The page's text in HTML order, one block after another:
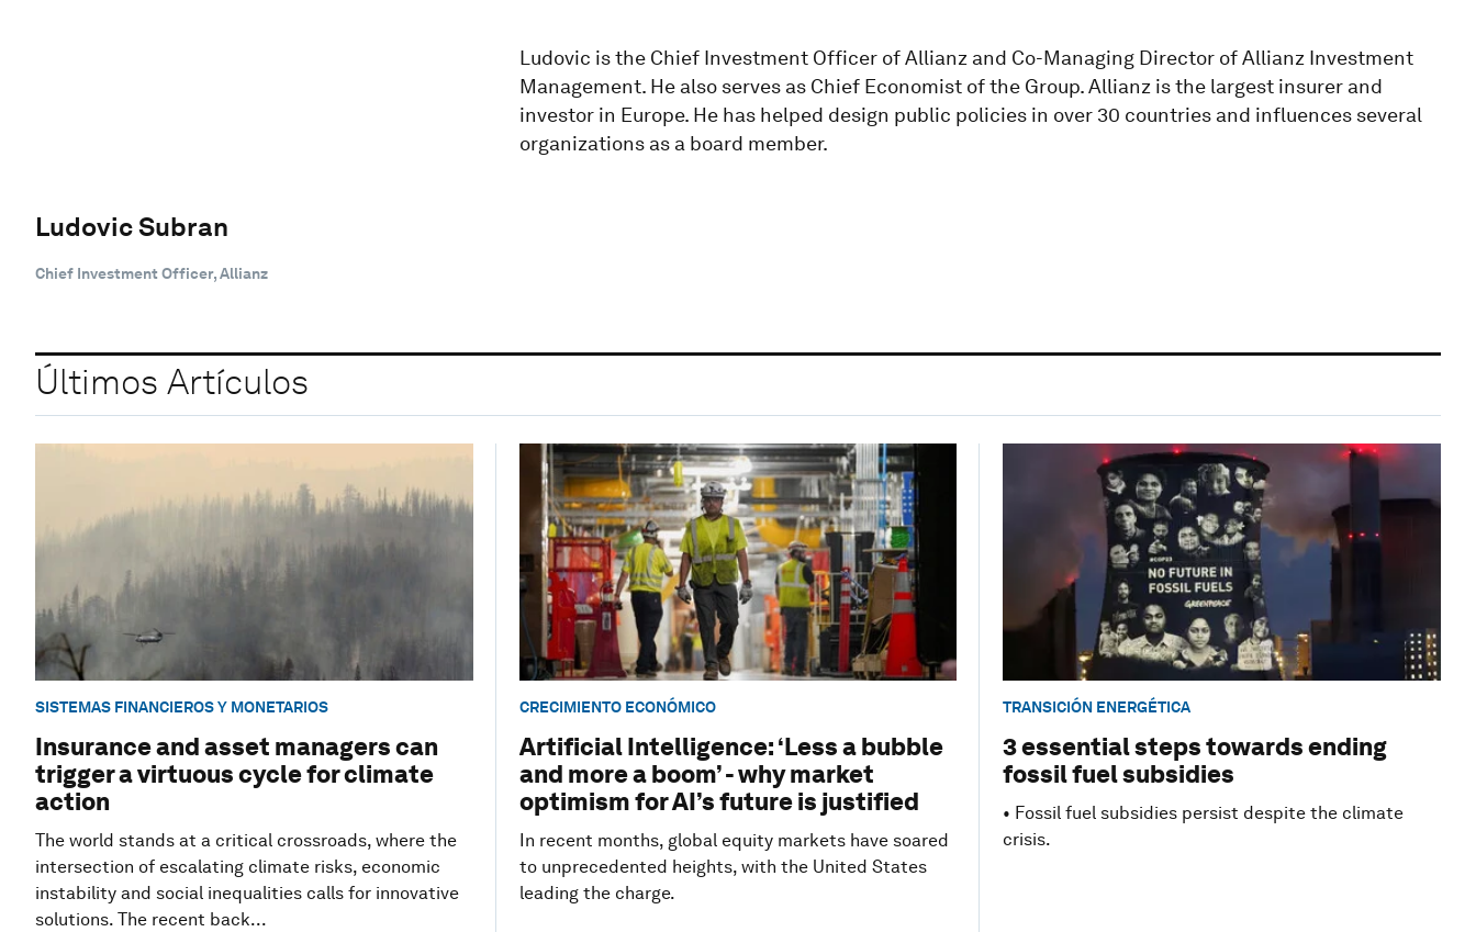
Ludovic Subran
Chief Investment Officer, Allianz
Ludovic is the Chief Investment Officer of Allianz and Co-Managing Director of Allianz Investment
Management. He also serves as Chief Economist of the Group. Allianz is the largest insurer and
investor in Europe. He has helped design public policies in over 30 countries and influences several
organizations as a board member.
Últimos Artículos
SISTEMAS FINANCIEROS Y MONETARIOS
Insurance and asset managers can
trigger a virtuous cycle for climate
action
The world stands at a critical crossroads, where the
intersection of escalating climate risks, economic
instability and social inequalities calls for innovative
solutions. The recent back...
CRECIMIENTO ECONÓMICO
Artificial Intelligence: ‘Less a bubble
and more a boom’ - why market
optimism for AI’s future is justified
In recent months, global equity markets have soared
to unprecedented heights, with the United States
leading the charge.
TRANSICIÓN ENERGÉTICA
3 essential steps towards ending
fossil fuel subsidies
• Fossil fuel subsidies persist despite the climate
crisis.